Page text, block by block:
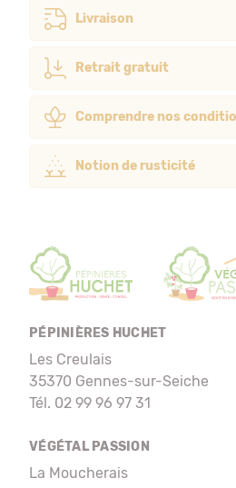
Livraison
Retrait gratuit
Comprendre nos
Notion de rusticité
PÉPINIÈRES HUCHET
Les Creulais
35370 Gennes-sur-Seiche
Tél. 02 99 96 97 31
VÉGÉTAL PASSION
La Moucherais